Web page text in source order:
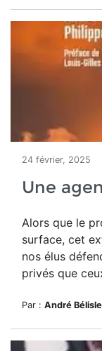
24 février, 2025
Une
Alors que le
surface, cet
nos élus
privés que
Par : André Bélisle